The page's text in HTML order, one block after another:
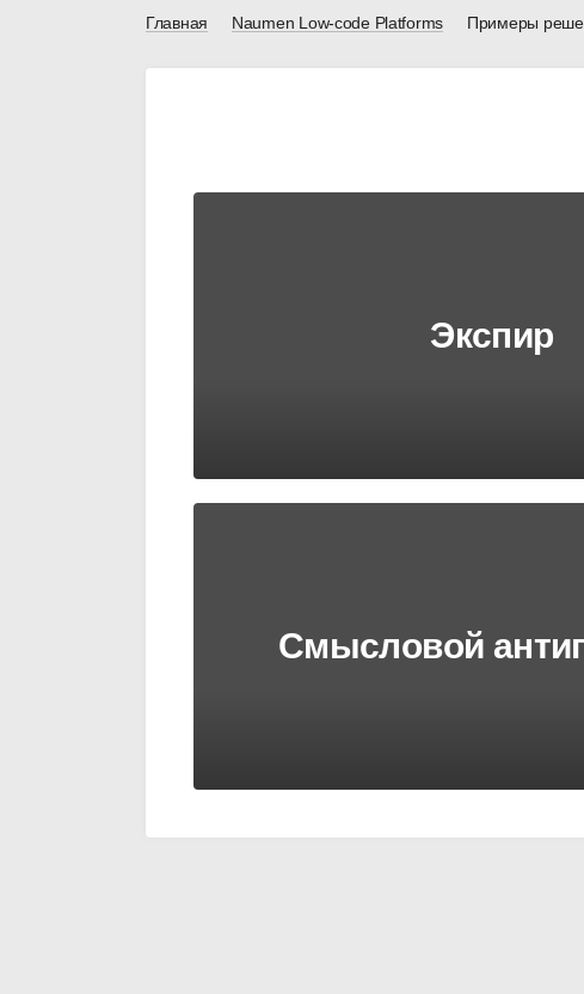
Главная Naumen Low-code Platforms Примеры
Экспир
Смысловой